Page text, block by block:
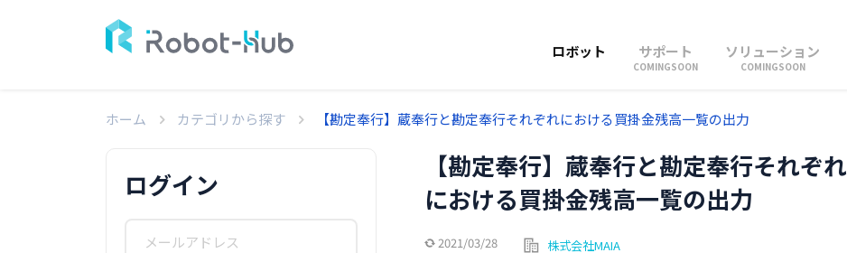
ロボット サポート
COMINGSOON
ソリューション
COMINGSOON
ホーム カテゴリから探す 【勘定奉行】蔵奉行と勘定奉行それぞれにおける買掛金残高一覧の出力
【勘定奉行】蔵奉行と勘定奉行それぞれ
における買掛金残高一覧の出力
2021/03/28
株式会社MAIA
ログイン